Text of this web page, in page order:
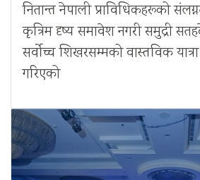
नितान्त नेपाली प्राविधिकहरूको
कृत्रिम दृष्य समावेश नगरी समुद्री
सर्वोच्च शिखरसम्मको वास्तविक
गरिएको